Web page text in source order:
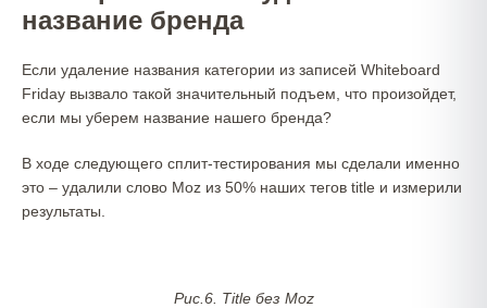
название бренда
Если удаление названия категории из записей Whiteboard
Friday вызвало такой значительный подъем, что произойдет,
если мы уберем название нашего бренда?
В ходе следующего сплит-тестирования мы сделали именно
это – удалили слово Moz из 50% наших тегов title и измерили
результаты.
Рис.6. Title без Moz